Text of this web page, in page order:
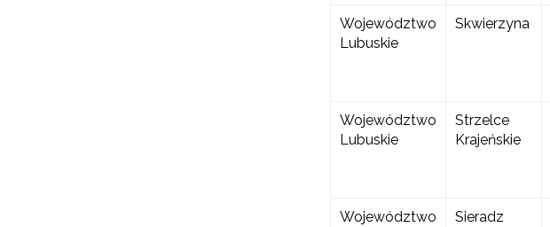
Województwo
Lubuskie
Skwierzyna
Województwo
Lubuskie
Strzelce
Krajeńskie
Województwo
Sieradz